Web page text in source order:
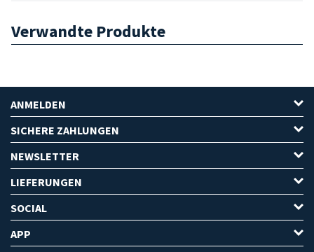
Verwandte Produkte
ANMELDEN
SICHERE ZAHLUNGEN
NEWSLETTER
LIEFERUNGEN
SOCIAL
APP